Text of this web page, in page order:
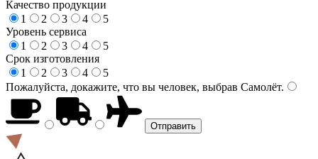
Качество продукции
1
2 3 4
5
Уровень сервиса
1
2 3 4
5
Срок изготовления
1
2 3 4
5
Пожалуйста, докажите, что вы человек, выбрав Самолёт.